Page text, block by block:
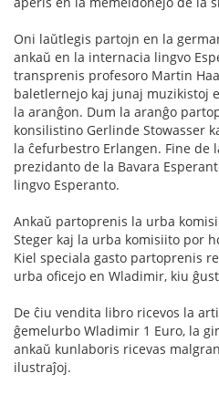
Oni laŭtlegis partojn en la
ankaŭ en la internacia lingvo
transprenis profesoro Martin
baletlernejo kaj junaj muzikistoj
la aranĝon. Dum la aranĝo
konsilistino Gerlinde Stowasser
la ĉefurbestro Erlangen. Fine de
prezidanto de la Bavara
lingvo Esperanto.
Ankaŭ partoprenis la urba
Steger kaj la urba komisiito por
Kiel speciala gasto partoprenis
urba oficejo en Wladimir, kiu
De ĉiu vendita libro ricevos la
ĝemelurbo Wladimir 1 Euro, la
ankaŭ kunlaboris ricevas
ilustraĵoj.